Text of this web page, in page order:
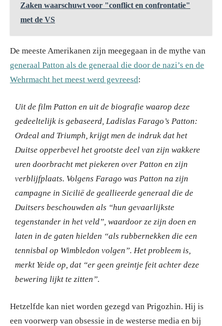
Zaken waarschuwt voor "conflict en confrontatie"
met de VS
De meeste Amerikanen zijn meegegaan in de mythe van
generaal Patton als de generaal die door de nazi’s en de
Wehrmacht het meest werd gevreesd:
Uit de film Patton en uit de biografie waarop deze
gedeeltelijk is gebaseerd, Ladislas Farago’s Patton:
Ordeal and Triumph, krijgt men de indruk dat het
Duitse opperbevel het grootste deel van zijn wakkere
uren doorbracht met piekeren over Patton en zijn
verblijfplaats. Volgens Farago was Patton na zijn
campagne in Sicilië de geallieerde generaal die de
Duitsers beschouwden als “hun gevaarlijkste
tegenstander in het veld”, waardoor ze zijn doen en
laten in de gaten hielden “als rubbernekken die een
tennisbal op Wimbledon volgen”. Het probleem is,
merkt Yeide op, dat “er geen greintje feit achter deze
bewering lijkt te zitten”.
Hetzelfde kan niet worden gezegd van Prigozhin. Hij is
een voorwerp van obsessie in de westerse media en bij